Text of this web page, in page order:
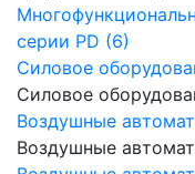
серии PD (6)
Силовое
Силовое
Воздушные
Воздушные